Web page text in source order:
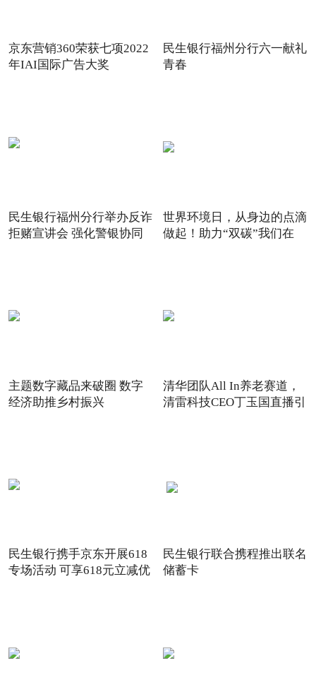
京东营销360荣获七项2022
年IAI国际广告大奖
民生银行福州分行六一献礼
青春
民生银行福州分行举办反诈
拒赌宣讲会 强化警银协同
世界环境日，从身边的点滴
做起！助力“双碳”我们在
主题数字藏品来破圈 数字
经济助推乡村振兴
清华团队All In养老赛道，
清雷科技CEO丁玉国直播引
民生银行携手京东开展618
专场活动 可享618元立减优
民生银行联合携程推出联名
储蓄卡